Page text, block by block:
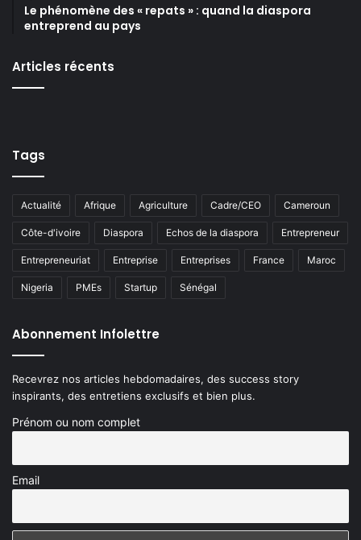
Le phénomène des « repats » : quand la diaspora
entreprend au pays
Articles récents
Tags
Actualité Afrique Agriculture Cadre/CEO Cameroun
Côte-d'ivoire Diaspora Echos de la diaspora Entrepreneur
Entrepreneuriat Entreprise Entreprises France Maroc
Nigeria PMEs Startup Sénégal
Abonnement Infolettre
Recevrez nos articles hebdomadaires, des success story
inspirants, des entretiens exclusifs et bien plus.
Prénom ou nom complet
Email